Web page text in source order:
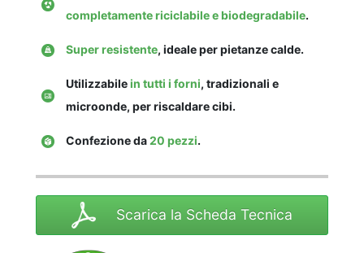
completamente riciclabile e biodegradabile.
Super resistente, ideale per pietanze calde.
Utilizzabilein tutti i forni, tradizionali e
microonde, per riscaldare cibi.
Confezione da20 pezzi.
Scarica la Scheda Tecnica